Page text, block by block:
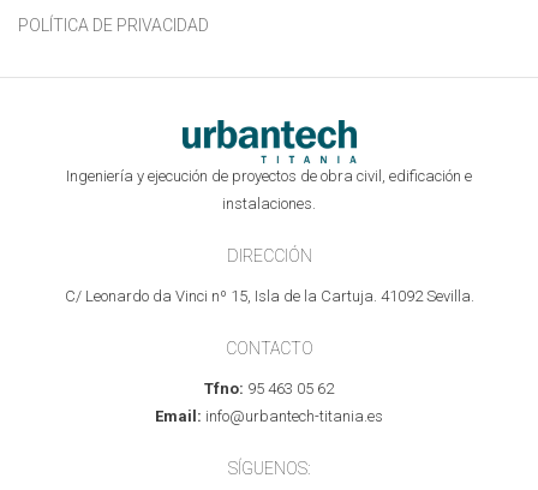
POLÍTICA DE PRIVACIDAD
Ingeniería y ejecución de proyectos de obra civil, edificación e
instalaciones.
DIRECCIÓN
C/ Leonardo da Vinci nº 15, Isla de la Cartuja. 41092 Sevilla.
CONTACTO
Tfno: 95 463 05 62
Email: info@urbantech-titania.es
SÍGUENOS: